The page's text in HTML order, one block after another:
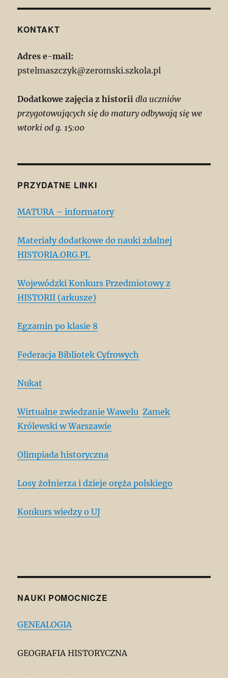
KONTAKT
Adres e-mail:
pstelmaszczyk@zeromski.szkola.pl
Dodatkowe zajęcia z historii dla uczniów
przygotowujących się do matury odbywają się we
wtorki od g. 15:00
PRZYDATNE LINKI
MATURA – informatory
Materiały dodatkowe do nauki zdalnej
HISTORIA.ORG.PL
Wojewódzki Konkurs Przedmiotowy z
HISTORII (arkusze)
Egzamin po klasie 8
Federacja Bibliotek Cyfrowych
Nukat
Wirtualne zwiedzanie Wawelu Zamek
Królewski w Warszawie
Olimpiada historyczna
Losy żołnierza i dzieje oręża polskiego
Konkurs wiedzy o UJ
NAUKI POMOCNICZE
GENEALOGIA
GEOGRAFIA HISTORYCZNA